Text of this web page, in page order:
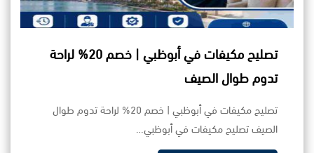
تصليح مكيفات في أبوظبي | خصم 20% لراحة
تدوم طوال الصيف
تصليح مكيفات في أبوظبي | خصم 20% لراحة تدوم طوال
الصيف تصليح مكيفات في أبوظبي…